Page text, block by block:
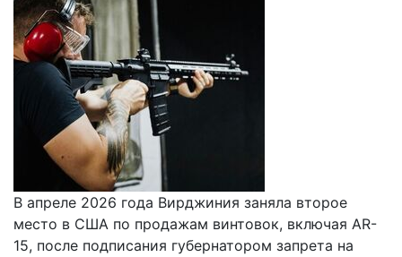
В апреле 2026 года Вирджиния заняла второе
место в США по продажам винтовок, включая AR-
15, после подписания губернатором запрета на